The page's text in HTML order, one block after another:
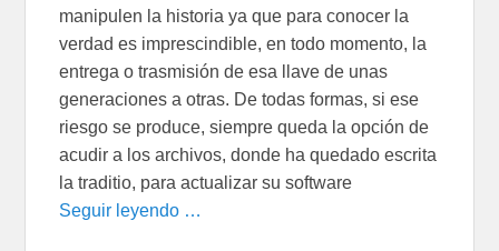
manipulen la historia ya que para conocer la
verdad es imprescindible, en todo momento, la
entrega o trasmisión de esa llave de unas
generaciones a otras. De todas formas, si ese
riesgo se produce, siempre queda la opción de
acudir a los archivos, donde ha quedado escrita
la traditio, para actualizar su software
Seguir leyendo …